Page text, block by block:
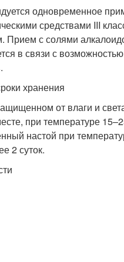
одновременное
средствами III
Прием с солями
в связи с
хранения
от влаги и
при температуре
настой при
2 суток.